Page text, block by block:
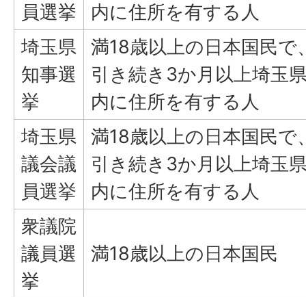
員選挙
内に住所を有する人
埼玉県
知事選
挙
満18歳以上の日本国民で
引き続き3か月以上埼玉
内に住所を有する人
埼玉県
議会議
員選挙
満18歳以上の日本国民で
引き続き3か月以上埼玉
内に住所を有する人
衆議院
議員選
挙
満18歳以上の日本国民